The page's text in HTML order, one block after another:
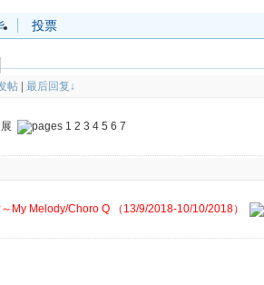
投票
帖 最后回复↓
1 2 3 4 5 6 7
My Melody/Choro Q （13/9/2018-10/10/2018）